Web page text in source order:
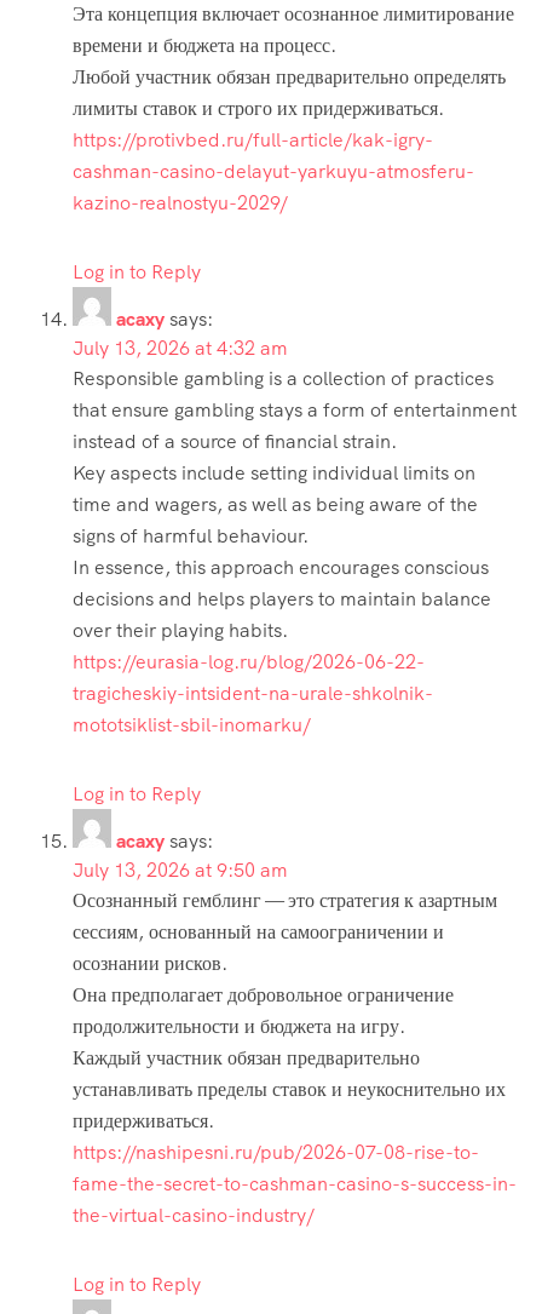
Эта концепция включает осознанное лимитирование
времени и бюджета на процесс.
Любой участник обязан предварительно определять
лимиты ставок и строго их придерживаться.
https://protivbed.ru/full-article/kak-igry-
cashman-casino-delayut-yarkuyu-atmosferu-
kazino-realnostyu-2029/
Log in to Reply
acaxysays:
July 13, 2026 at 4:32 am
Responsible gambling is a collection of practices
that ensure gambling stays a form of entertainment
instead of a source of financial strain.
Key aspects include setting individual limits on
time and wagers, as well as being aware of the
signs of harmful behaviour.
In essence, this approach encourages conscious
decisions and helps players to maintain balance
over their playing habits.
https://eurasia-log.ru/blog/2026-06-22-
tragicheskiy-intsident-na-urale-shkolnik-
mototsiklist-sbil-inomarku/
Log in to Reply
acaxysays:
July 13, 2026 at 9:50 am
Осознанный гемблинг — это стратегия к азартным
сессиям, основанный на самоограничении и
осознании рисков.
Она предполагает добровольное ограничение
продолжительности и бюджета на игру.
Каждый участник обязан предварительно
устанавливать пределы ставок и неукоснительно их
придерживаться.
https://nashipesni.ru/pub/2026-07-08-rise-to-
fame-the-secret-to-cashman-casino-s-success-in-
the-virtual-casino-industry/
Log in to Reply